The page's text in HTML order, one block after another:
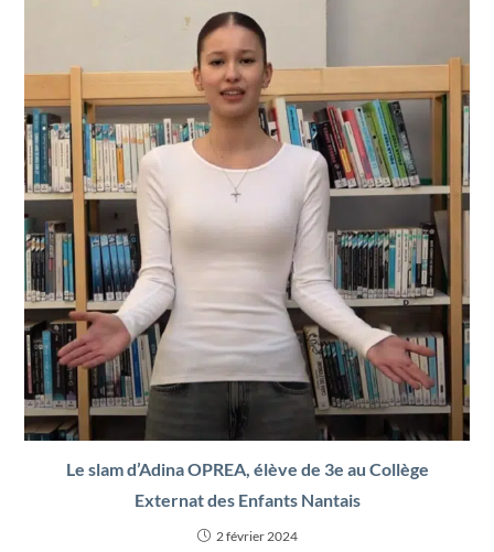
Le slam d’Adina OPREA, élève de 3e au Collège
Externat des Enfants Nantais
2 février 2024